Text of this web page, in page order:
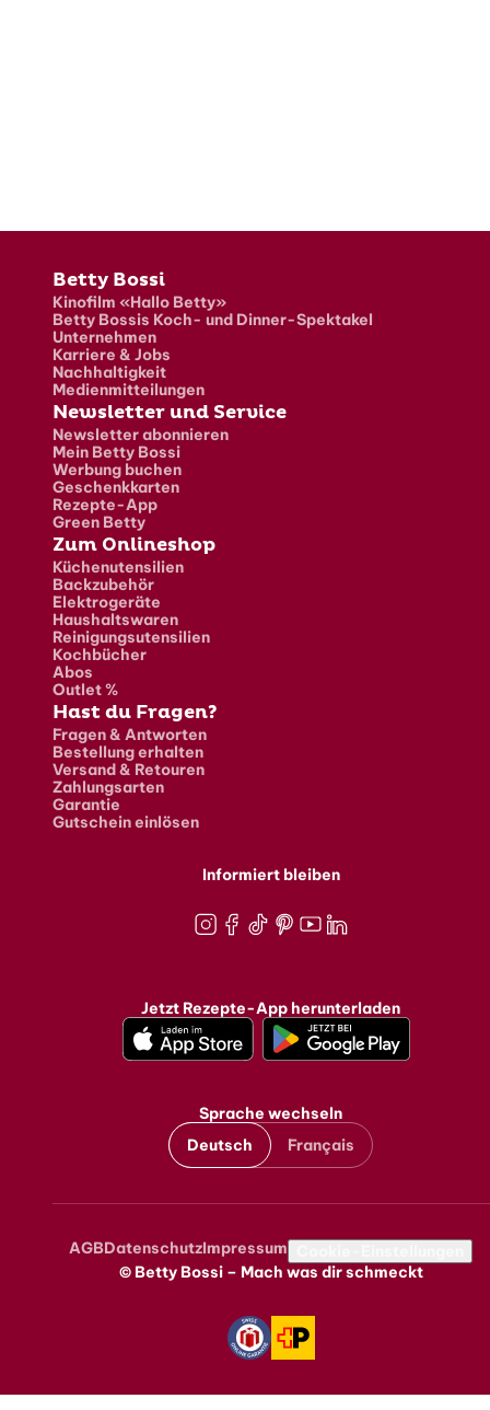
Fusszeile
Betty Bossi
Kinofilm «Hallo Betty»
Betty Bossis Koch- und Dinner-Spektakel
Unternehmen
Karriere & Jobs
Nachhaltigkeit
Medienmitteilungen
Newsletter und Service
Newsletter abonnieren
Mein Betty Bossi
Werbung buchen
Geschenkkarten
Rezepte-App
Green Betty
Zum Onlineshop
Küchenutensilien
Backzubehör
Elektrogeräte
Haushaltswaren
Reinigungsutensilien
Kochbücher
Abos
Outlet %
Hast du Fragen?
Fragen & Antworten
Bestellung erhalten
Versand & Retouren
Zahlungsarten
Garantie
Gutschein einlösen
Informiert bleiben
Jetzt Rezepte-App herunterladen
Sprache wechseln
Deutsch
Français
Metanavigation
AGBDatenschutzImpressum
© Betty Bossi – Mach was dir schmeckt